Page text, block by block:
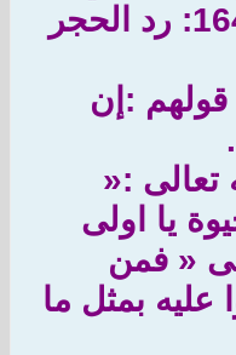
في مجمع الامثال 1640: رد الحجر
قولهم :إن
تعالى :«
يا اولى
« فمن
عليه بمثل ما